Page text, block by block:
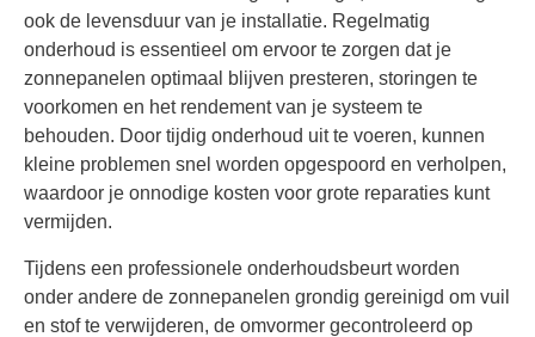
ook de levensduur van je installatie. Regelmatig
onderhoud is essentieel om ervoor te zorgen dat je
zonnepanelen optimaal blijven presteren, storingen te
voorkomen en het rendement van je systeem te
behouden. Door tijdig onderhoud uit te voeren, kunnen
kleine problemen snel worden opgespoord en verholpen,
waardoor je onnodige kosten voor grote reparaties kunt
vermijden.
Tijdens een professionele onderhoudsbeurt worden
onder andere de zonnepanelen grondig gereinigd om vuil
en stof te verwijderen, de omvormer gecontroleerd op